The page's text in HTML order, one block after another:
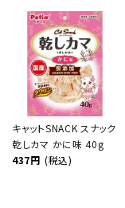
キャットSNACK スナック
乾しカマ かに味 40g
437円 (税込)